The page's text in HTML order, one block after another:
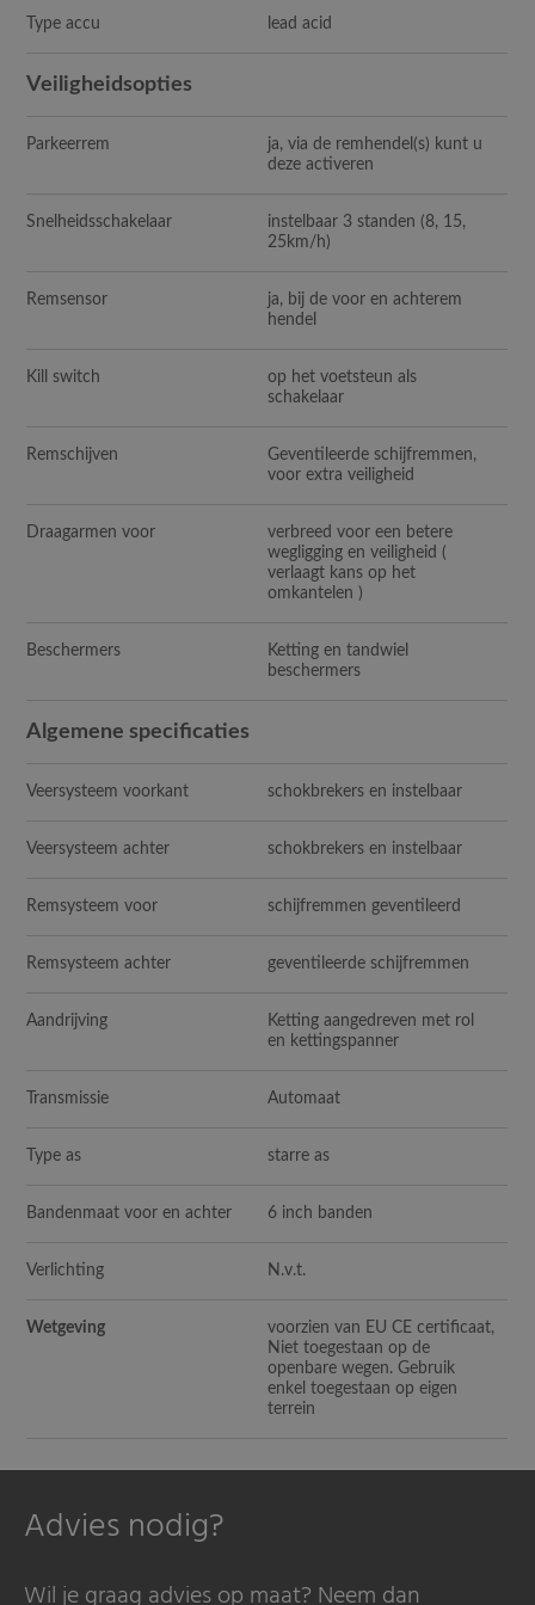
Type accu lead acid
Veiligheidsopties
Parkeerrem
ja, via de remhendel(s) kunt u
deze activeren
Snelheidsschakelaar
instelbaar 3 standen (8, 15,
25km/h)
Remsensor
ja, bij de voor en achterem
hendel
Kill switch
op het voetsteun als
schakelaar
Remschijven
Geventileerde schijfremmen,
voor extra veiligheid
Draagarmen voor
verbreed voor een betere
wegligging en veiligheid (
verlaagt kans op het
omkantelen )
Beschermers
Ketting en tandwiel
beschermers
Algemene specificaties
Veersysteem voorkant schokbrekers en instelbaar
Veersysteem achter schokbrekers en instelbaar
Remsysteem voor schijfremmen geventileerd
Remsysteem achter geventileerde schijfremmen
Aandrijving
Ketting aangedreven met rol
en kettingspanner
Transmissie Automaat
Type as starre as
Bandenmaat voor en achter 6 inch banden
Verlichting N.v.t.
Wetgeving
voorzien van EU CE certificaat,
Niet toegestaan op de
openbare wegen. Gebruik
enkel toegestaan op eigen
terrein
Advies nodig?
Wil je graag advies op maat? Neem dan